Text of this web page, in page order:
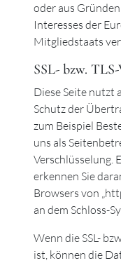
oder aus
Interesses der
Mitgliedstaats
SSL- bzw.
Diese Seite nutzt
Schutz der
zum Beispiel
uns als
Verschlüsselung.
erkennen Sie
Browsers von
an dem Schloss-
Wenn die SSL-
ist, können die